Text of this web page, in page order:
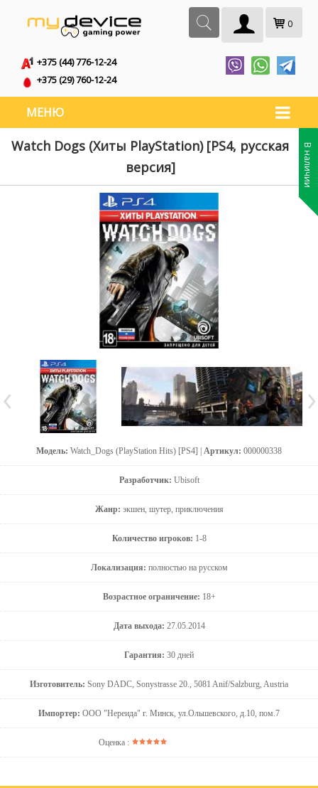
0
+375 (44) 776-12-24
+375 (29) 760-12-24
МЕНЮ
Watch Dogs (Хиты PlayStation) [PS4, русская
версия]
Модель: Watch_Dogs (PlayStation Hits) [PS4] | Артикул: 000000338
Разработчик: Ubisoft
Жанр: экшен, шутер, приключения
Количество игроков: 1-8
Локализация: полностью на русском
Возрастное ограничение: 18+
Дата выхода: 27.05.2014
Гарантия: 30 дней
Изготовитель: Sony DADC, Sonystrasse 20., 5081 Anif/Salzburg, Austria
Импортер: ООО "Нереида" г. Минск, ул.Ольшевского, д.10, пом.7
Оценка :
В наличии